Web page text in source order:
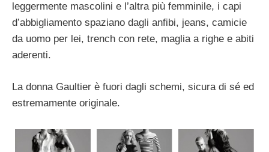
leggermente mascolini e l’altra più femminile, i capi
d’abbigliamento spaziano dagli anfibi, jeans, camicie
da uomo per lei, trench con rete, maglia a righe e abiti
aderenti.
La donna Gaultier è fuori dagli schemi, sicura di sé ed
estremamente originale.